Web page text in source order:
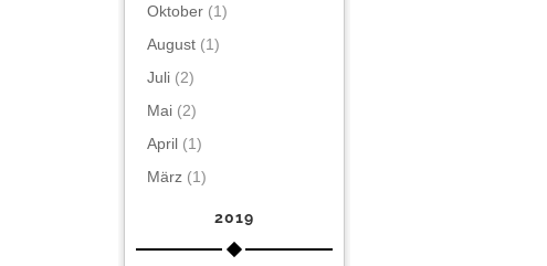
Oktober (1)
August (1)
Juli (2)
Mai (2)
April (1)
März (1)
2019